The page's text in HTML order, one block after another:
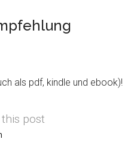
als pdf, kindle und ebook)!
this post